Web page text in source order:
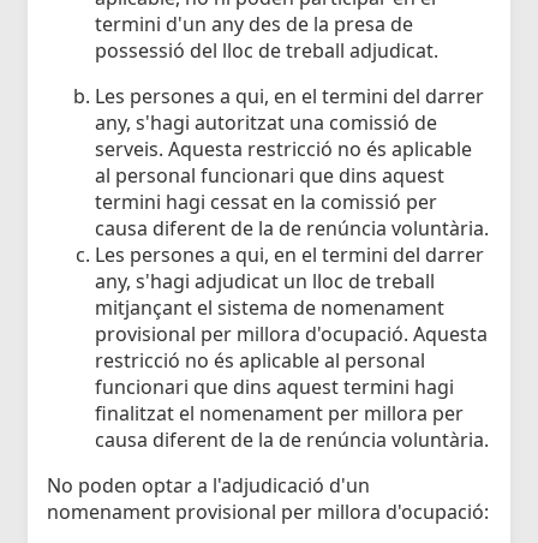
termini d'un any des de la presa de
possessió del lloc de treball adjudicat.
Les persones a qui, en el termini del darrer
any, s'hagi autoritzat una comissió de
serveis. Aquesta restricció no és aplicable
al personal funcionari que dins aquest
termini hagi cessat en la comissió per
causa diferent de la de renúncia voluntària.
Les persones a qui, en el termini del darrer
any, s'hagi adjudicat un lloc de treball
mitjançant el sistema de nomenament
provisional per millora d'ocupació. Aquesta
restricció no és aplicable al personal
funcionari que dins aquest termini hagi
finalitzat el nomenament per millora per
causa diferent de la de renúncia voluntària.
No poden optar a l'adjudicació d'un
nomenament provisional per millora d'ocupació: